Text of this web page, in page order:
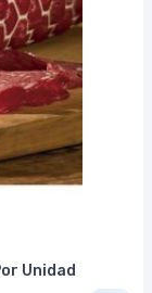
Unidad